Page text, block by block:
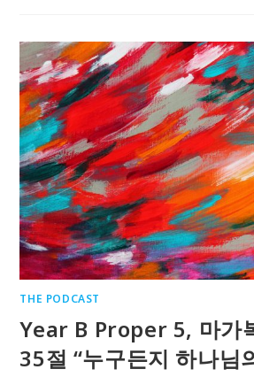
THE PODCAST
Year B Proper 5, 마가
35절 “누구든지 하나님